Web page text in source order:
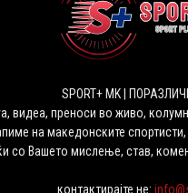
SPORT+ MK |
видеа, преноси во живо,
на македонските
со Вашето мислење, став,
контактирајте не: